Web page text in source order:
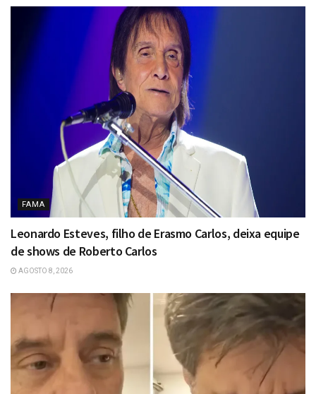
FAMA
Leonardo Esteves, filho de Erasmo Carlos, deixa equipe
de shows de Roberto Carlos
AGOSTO 8, 2026